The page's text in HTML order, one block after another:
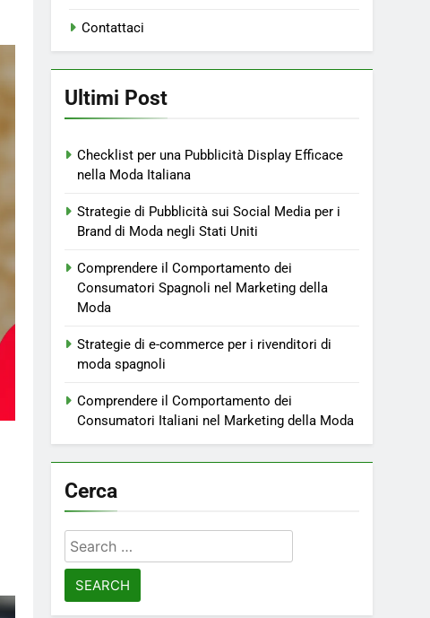
Contattaci
Ultimi Post
Checklist per una Pubblicità Display Efficace
nella Moda Italiana
Strategie di Pubblicità sui Social Media per i
Brand di Moda negli Stati Uniti
Comprendere il Comportamento dei
Consumatori Spagnoli nel Marketing della
Moda
Strategie di e-commerce per i rivenditori di
moda spagnoli
Comprendere il Comportamento dei
Consumatori Italiani nel Marketing della Moda
Cerca
Search
for: